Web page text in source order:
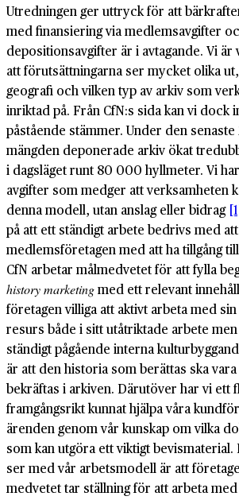
Utredningen ger uttryck för att
med finansiering via medlemsavgifter
depositionsavgifter är i avtagande. Vi är
att förutsättningarna ser mycket olika
geografi och vilken typ av arkiv som
inriktad på. Från CfN:s sida kan vi dock
påstående stämmer. Under den
mängden deponerade arkiv ökat
i dagsläget runt 80 000 hyllmeter. Vi
avgifter som medger att verksamheten
denna modell, utan anslag eller bidrag
på att ett ständigt arbete bedrivs med
medlemsföretagen med att ha tillgång
CfN arbetar målmedvetet för att fylla
history marketingmed ett relevant
företagen villiga att aktivt arbeta med
resurs både i sitt utåtriktade arbete
ständigt pågående interna
är att den historia som berättas ska
bekräftas i arkiven. Därutöver har vi ett
framgångsrikt kunnat hjälpa våra
ärenden genom vår kunskap om vilka
som kan utgöra ett viktigt
ser med vår arbetsmodell är att
medvetet tar ställning för att arbeta